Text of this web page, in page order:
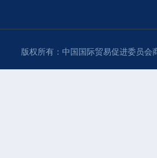
版权所有：中国国际贸易促进委员会